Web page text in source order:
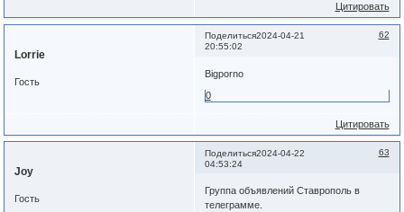
Цитировать
Поделиться 62
2024-04-21
20:55:02
Lorrie
Гость
Bigporno
0
Цитировать
Поделиться 63
2024-04-22
04:53:24
Joy
Гость
Группа объявлений Ставрополь в
телеграмме.